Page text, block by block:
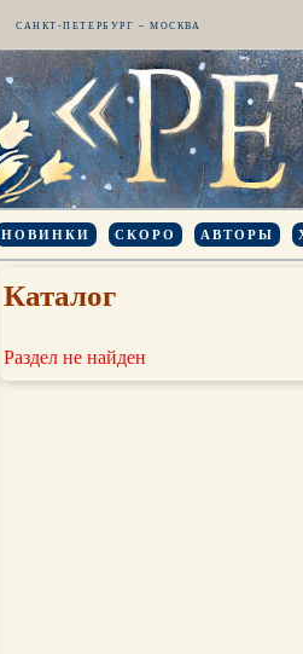
САНКТ-ПЕТЕРБУРГ – МОСКВА
НОВИНКИ СКОРО АВТОРЫ
Каталог
Раздел не найден